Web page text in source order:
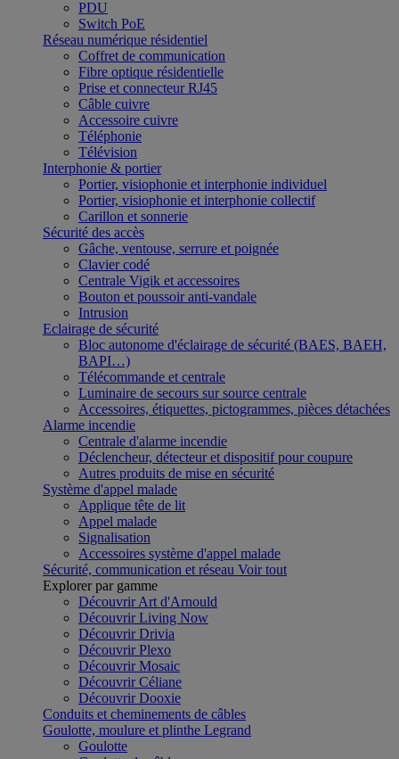
PDU
Switch PoE
Réseau numérique résidentiel
Coffret de communication
Fibre optique résidentielle
Prise et connecteur RJ45
Câble cuivre
Accessoire cuivre
Téléphonie
Télévision
Interphonie & portier
Portier, visiophonie et interphonie individuel
Portier, visiophonie et interphonie collectif
Carillon et sonnerie
Sécurité des accès
Gâche, ventouse, serrure et poignée
Clavier codé
Centrale Vigik et accessoires
Bouton et poussoir anti-vandale
Intrusion
Eclairage de sécurité
Bloc autonome d'éclairage de sécurité (BAES, BAEH,
BAPI…)
Télécommande et centrale
Luminaire de secours sur source centrale
Accessoires, étiquettes, pictogrammes, pièces détachées
Alarme incendie
Centrale d'alarme incendie
Déclencheur, détecteur et dispositif pour coupure
Autres produits de mise en sécurité
Système d'appel malade
Applique tête de lit
Appel malade
Signalisation
Accessoires système d'appel malade
Sécurité, communication et réseau Voir tout
Explorer par gamme
Découvrir Art d'Arnould
Découvrir Living Now
Découvrir Drivia
Découvrir Plexo
Découvrir Mosaic
Découvrir Céliane
Découvrir Dooxie
Conduits et cheminements de câbles
Goulotte, moulure et plinthe Legrand
Goulotte